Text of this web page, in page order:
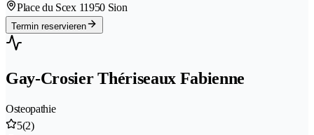
Place du Scex 11950 Sion
Termin reservieren
Gay-Crosier Thériseaux Fabienne
Osteopathie
5(2)